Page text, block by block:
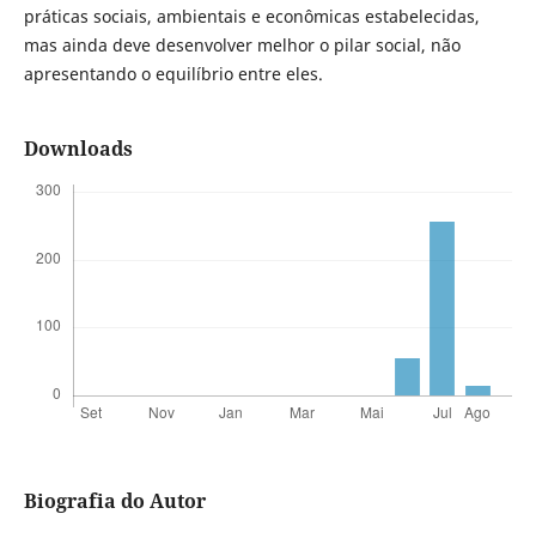
práticas sociais, ambientais e econômicas estabelecidas,
mas ainda deve desenvolver melhor o pilar social, não
apresentando o equilíbrio entre eles.
Downloads
Biografia do Autor